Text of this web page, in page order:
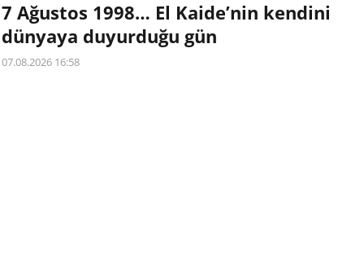
7 Ağustos 1998… El Kaide’nin kendini
dünyaya duyurduğu gün
07.08.2026 16:58